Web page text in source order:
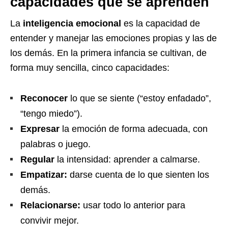
La inteligencia emocional es la capacidad de
entender y manejar las emociones propias y las de
los demás. En la primera infancia se cultivan, de
forma muy sencilla, cinco capacidades:
Reconocer lo que se siente (“estoy enfadado”,
“tengo miedo”).
Expresar la emoción de forma adecuada, con
palabras o juego.
Regular la intensidad: aprender a calmarse.
Empatizar: darse cuenta de lo que sienten los
demás.
Relacionarse: usar todo lo anterior para
convivir mejor.